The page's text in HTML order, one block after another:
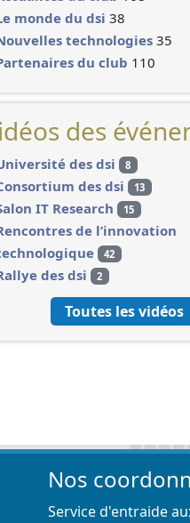
monde du dsi 38
technologies 35
du club 110
des
des dsi 8
des dsi 13
IT Research 15
de l’innovation
42
des dsi 2
Toutes les vidéos
Nos
Service d'entraide